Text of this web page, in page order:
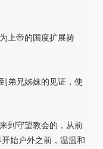
上帝的国度扩展祷
弟兄姊妹的见证，使
到守望教会的，从前
始户外之前，温温和